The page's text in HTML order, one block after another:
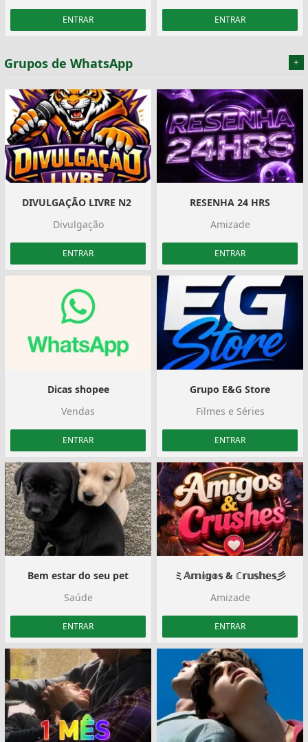
ENTRAR ENTRAR
Grupos de WhatsApp +
DIVULGAÇÃO LIVRE N2 ‍️
Divulgação
ENTRAR
RESENHA 24 HRS
Amizade
ENTRAR
Dicas shopee
Vendas
ENTRAR
Grupo E&G Store
Filmes e Séries
ENTRAR
Bem estar do seu pet
Saúde
ENTRAR
ミ𝔸𝕞𝕚𝕘𝕠𝕤 & ℂ𝕣𝕦𝕤𝕙𝕖𝕤彡
Amizade
ENTRAR